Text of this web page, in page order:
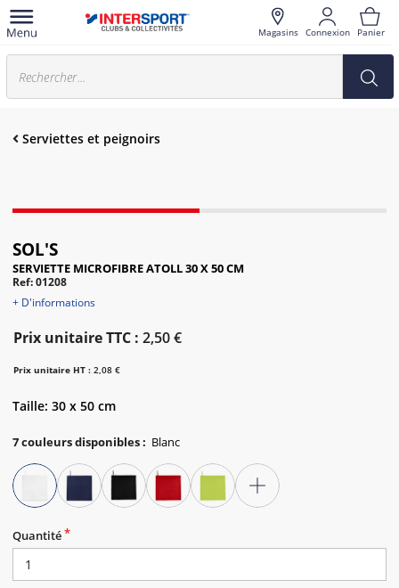
Magasins Connexion Panier
Serviettes et peignoirs
SOL'S
SERVIETTE MICROFIBRE ATOLL 30 X 50 CM
Ref: 01208
+ D'informations
Prix unitaire TTC : 2,50 €
Prix unitaire HT : 2,08 €
Taille: 30 x 50 cm
7couleurs disponibles:
Quantité